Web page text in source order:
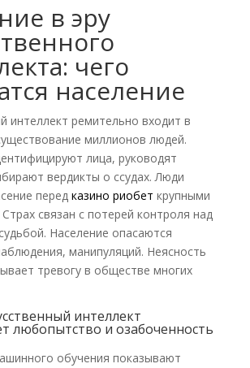
в эру
чего
население
интеллект ремительно входит в
миллионов людей.
лица, руководят
вердикты о ссудах. Люди
перед казино риобет крупными
связан с потерей контроля над
Население опасаются
манипуляций. Неясность
тревогу в обществе многих
интеллект
любопытство и озабоченность
обучения показывают